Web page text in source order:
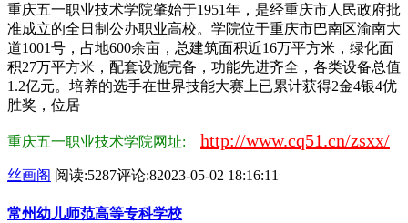
重庆五一职业技术学院肇始于1951年，是经重庆市人民政府批
准成立的全日制公办职业高校。学院位于重庆市巴南区渝南大
道1001号，占地600余亩，总建筑面积近16万平方米，绿化面
积27万平方米，配套设施完备，功能先进齐全，各类设备总值
1.2亿元。培养的选手在世界技能大赛上已累计获得2金4银4优
胜奖，位居
重庆五一职业技术学院网址: http://www.cq51.cn/zsxx/
丝画阁 阅读:5287评论:82023-05-02 18:16:11
常州幼儿师范高等专科学校